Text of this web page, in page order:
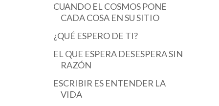
CUANDO EL COSMOS PONE
CADA COSA EN SU SITIO
¿QUÉ ESPERO DE TI?
EL QUE ESPERA DESESPERA SIN
RAZÓN
ESCRIBIR ES ENTENDER LA
VIDA